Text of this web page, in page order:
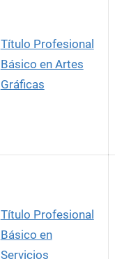
Título Profesional
Básico en Artes
Gráficas
Título Profesional
Básico en
Servicios